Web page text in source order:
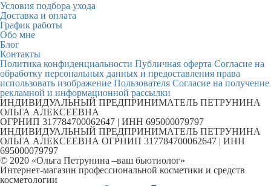
Условия подбора ухода
Доставка и оплата
График работы
Обо мне
Блог
Контакты
Политика конфиденциальности Публичная оферта Согласие на
обработку персональных данных и предоставления права
использовать изображение Пользователя Согласие на получение
рекламной и информационной рассылки
ИНДИВИДУАЛЬНЫЙ ПРЕДПРИНИМАТЕЛЬ ПЕТРУНИНА
ОЛЬГА АЛЕКСЕЕВНА
ОГРНИП 317784700062647 | ИНН 695000079797
ИНДИВИДУАЛЬНЫЙ ПРЕДПРИНИМАТЕЛЬ ПЕТРУНИНА
ОЛЬГА АЛЕКСЕЕВНА ОГРНИП 317784700062647 | ИНН
695000079797
© 2020 «Ольга Петрунина –ваш бьютиолог»
Интернет-магазин профессиональной косметики и средств
косметологии